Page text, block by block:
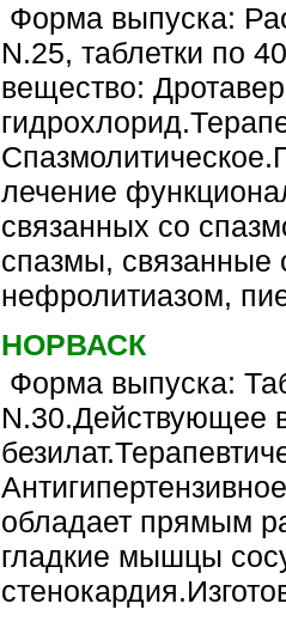
Форма выпуска:
N.25, таблетки по
вещество:
лечение
связанных со
спазмы, связанные
нефролитиазом,
НОРВАСК
Форма выпуска:
N.30.Действующее
обладает прямым
гладкие мышцы